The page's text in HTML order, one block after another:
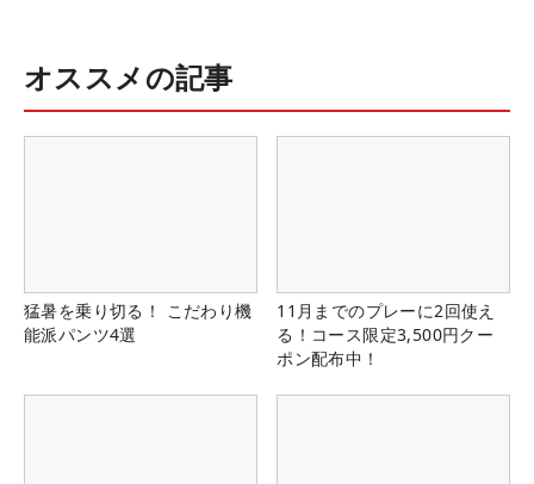
オススメの記事
猛暑を乗り切る！ こだわり機
能派パンツ4選
11月までのプレーに2回使え
る！コース限定3,500円クー
ポン配布中！